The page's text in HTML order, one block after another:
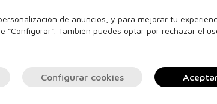
de anuncios, y para mejorar tu
También puedes optar por rechazar el
Configurar cookies